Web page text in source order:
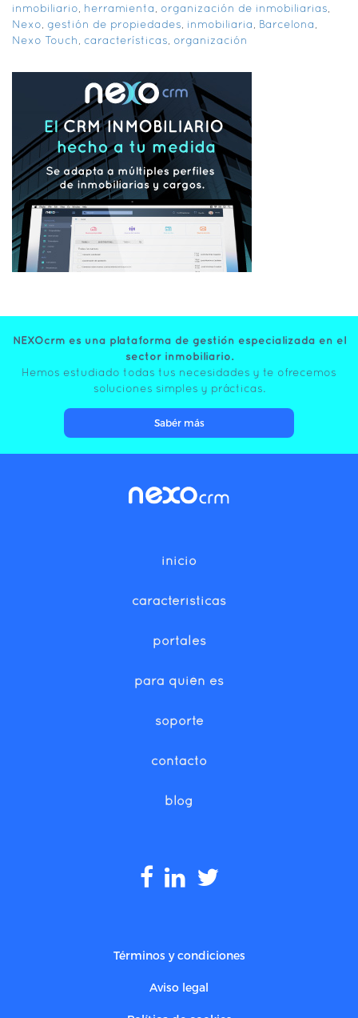
inmobiliario, herramienta, organización de inmobiliarias,
Nexo, gestión de propiedades, inmobiliaria, Barcelona,
Nexo Touch, características, organización
NEXOcrm es una plataforma de gestión especializada en el
sector inmobiliario.
Hemos estudiado todas tus necesidades y te ofrecemos
soluciones simples y prácticas.
Sabér más
inicio
características
portales
para quién es
soporte
contacto
blog
Términos y condiciones
Aviso legal